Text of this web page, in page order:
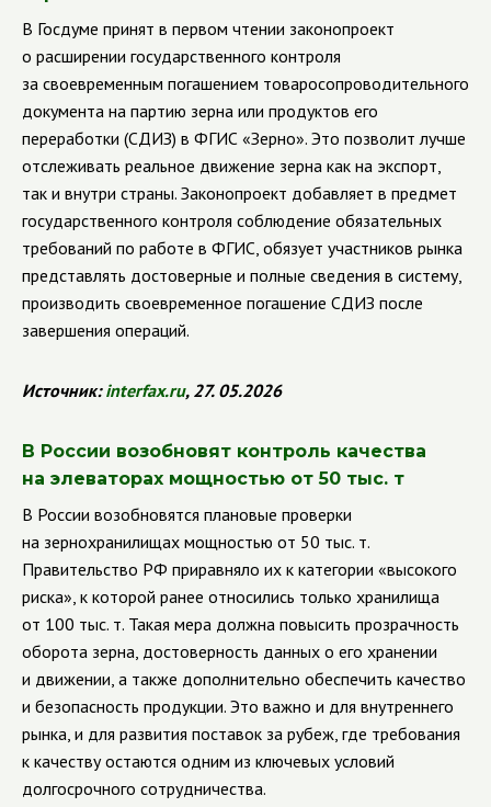
В Госдуме принят в первом чтении законопроект
о расширении государственного контроля
за своевременным погашением товаросопроводительного
документа на партию зерна или продуктов его
переработки (СДИЗ) в ФГИС «Зерно». Это позволит лучше
отслеживать реальное движение зерна как на экспорт,
так и внутри страны. Законопроект добавляет в предмет
государственного контроля соблюдение обязательных
требований по работе в ФГИС, обязует участников рынка
представлять достоверные и полные сведения в систему,
производить своевременное погашение СДИЗ после
завершения операций.
Источник:interfax.ru, 27. 05.2026
В России возобновят контроль качества
на элеваторах мощностью от 50 тыс. т
В России возобновятся плановые проверки
на зернохранилищах мощностью от 50 тыс. т.
Правительство РФ приравняло их к категории «высокого
риска», к которой ранее относились только хранилища
от 100 тыс. т. Такая мера должна повысить прозрачность
оборота зерна, достоверность данных о его хранении
и движении, а также дополнительно обеспечить качество
и безопасность продукции. Это важно и для внутреннего
рынка, и для развития поставок за рубеж, где требования
к качеству остаются одним из ключевых условий
долгосрочного сотрудничества.